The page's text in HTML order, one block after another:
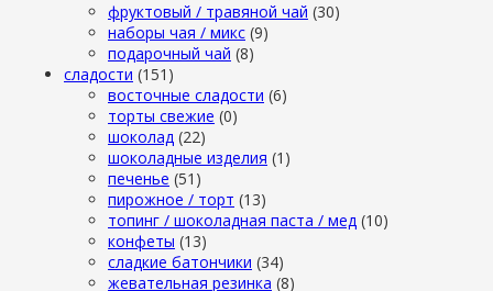
фруктовый / травяной чай (30)
наборы чая / микс (9)
подарочный чай (8)
сладости (151)
восточные сладости (6)
торты свежие (0)
шоколад (22)
шоколадные изделия (1)
печенье (51)
пирожное / торт (13)
топинг / шоколадная паста / мед (10)
конфеты (13)
сладкие батончики (34)
жевательная резинка (8)